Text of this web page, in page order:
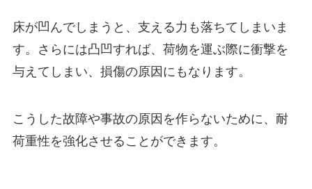
床が凹んでしまうと、支える力も落ちてしまいま
す。さらには凸凹すれば、荷物を運ぶ際に衝撃を
与えてしまい、損傷の原因にもなります。
こうした故障や事故の原因を作らないために、耐
荷重性を強化させることができます。